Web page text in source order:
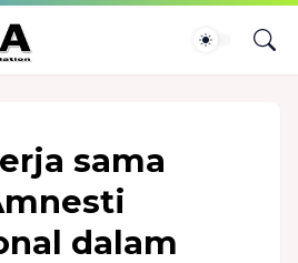
sama
dalam